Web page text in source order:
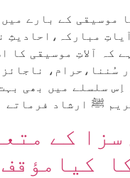
موسیقی کے بارے
مبارکہ،احادیثِ
کہ آلاتِ موسیقی کا
سُننا،حرام،
اِس سلسلے میں بھی
ﷺ ارشاد فرماتے
سزا کے